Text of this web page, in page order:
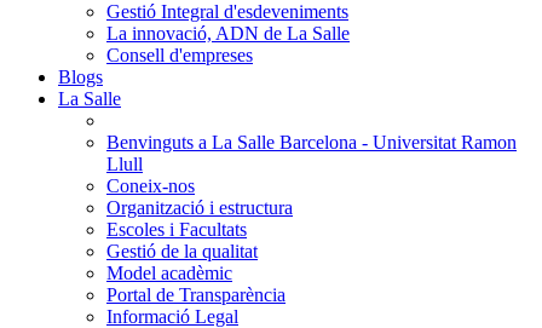
Gestió Integral d'esdeveniments
La innovació, ADN de La Salle
Consell d'empreses
Blogs
La Salle
Benvinguts a La Salle Barcelona - Universitat Ramon
Llull
Coneix-nos
Organització i estructura
Escoles i Facultats
Gestió de la qualitat
Model acadèmic
Portal de Transparència
Informació Legal